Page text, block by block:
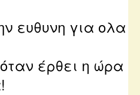
ευθυνη για ολα
έρθει η ώρα